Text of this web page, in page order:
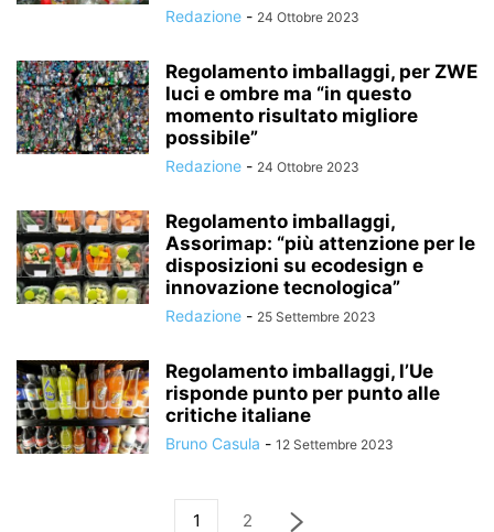
Redazione - 24 Ottobre 2023
Regolamento imballaggi, per ZWE
luci e ombre ma “in questo
momento risultato migliore
possibile”
Redazione - 24 Ottobre 2023
Regolamento imballaggi,
Assorimap: “più attenzione per le
disposizioni su ecodesign e
innovazione tecnologica”
Redazione - 25 Settembre 2023
Regolamento imballaggi, l’Ue
risponde punto per punto alle
critiche italiane
Bruno Casula - 12 Settembre 2023
1 2